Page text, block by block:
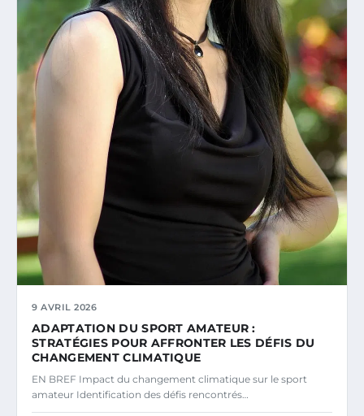
9 AVRIL 2026
ADAPTATION DU SPORT AMATEUR :
STRATÉGIES POUR AFFRONTER LES DÉFIS DU
CHANGEMENT CLIMATIQUE
EN BREF Impact du changement climatique sur le sport
amateur Identification des défis rencontrés…